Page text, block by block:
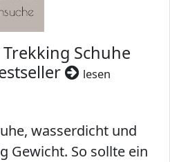
Trekking Schuhe
lesen
wasserdicht und
Gewicht. So sollte ein